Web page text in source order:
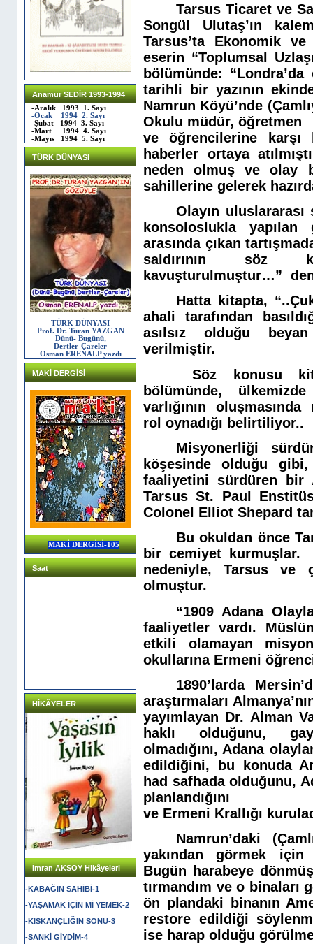
Anamur SEDİR 1993-1994
-Aralık 1993 1. Sayı
-Ocak 1994 2. Sayı
-Şubat 1994 3. Sayı
-Mart 1994 4. Sayı
-Mayıs 1994 5. Sayı
TÜRK DÜNYASI
TÜRK DÜNYASI
Prof. Dr. Turan YAZGAN
Dünü- Bugünü,
Dertler-Çareler
Osman ERENALP yazdı
MAKİ DERGİSİ
MAKİ DERGİSİ-105
Saat
HİKÂYELER
İmran AKSOY Hikâyeleri
-KABAĞIN SAHİBİ-1
-YAŞAMAK İÇİN Mİ YEMEK-2
-KISKANÇLIĞIN SONU-3
-SANKİ GİYDİM-4
Tarsus Ticaret ve
Songül Ulutaş’ın
Tarsus’ta Ekonomik ve
eserin “Toplumsal
bölümünde: “Londra’da
tarihli bir yazının
Namrun Köyü’nde
Okulu müdür, öğretmen
ve öğrencilerine karşı
haberler ortaya
neden olmuş ve olay
sahillerine gelerek
Olayın
konsoloslukla
arasında çıkan
saldırının söz
kavuşturulmuştur…”
Hatta kitapta,
ahali tarafından
asılsız olduğu
verilmiştir.
Söz konusu
bölümünde,
varlığının
rol oynadığı belirtiliyor..
Misyonerliği
köşesinde olduğu
faaliyetini sürdüren bir
Tarsus St. Paul
Colonel Elliot Shepard
Bu okuldan önce
bir cemiyet
nedeniyle, Tarsus ve
olmuştur.
“1909 Adana
faaliyetler vardı.
etkili olamayan
okullarına Ermeni
1890’larda
araştırmaları
yayımlayan Dr. Alman
haklı olduğunu,
olmadığını, Adana
edildiğini, bu konuda
had safhada olduğunu,
planlandığını
ve Ermeni Krallığı
Namrun’daki
yakından görmek
Bugün harabeye
tırmandım ve o binaları
ön plandaki binanın
restore edildiği
ise harap olduğu